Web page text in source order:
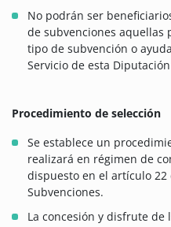
No podrán ser
de subvenciones aquellas
tipo de subvención o
Servicio de esta
Procedimiento de selección
Se establece un
realizará en régimen de
dispuesto en el artículo 22
Subvenciones.
La concesión y disfrute